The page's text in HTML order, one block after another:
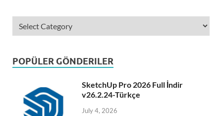
POPÜLER GÖNDERILER
SketchUp Pro 2026 Full İndir
v26.2.24-Türkçe
July 4, 2026